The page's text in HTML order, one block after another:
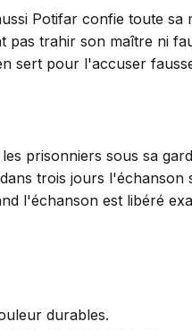
Potifar confie toute
pas trahir son maître ni
sert pour l'accuser
prisonniers sous sa
trois jours
l'échanson est libéré
durables.